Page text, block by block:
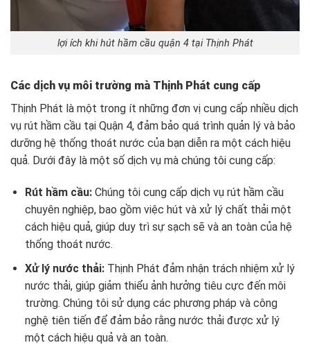
lợi ích khi hút hầm cầu quận 4 tại Thịnh Phát
Các dịch vụ môi trường mà Thịnh Phát cung cấp
Thịnh Phát là một trong ít những đơn vị cung cấp nhiều dịch
vụ rút hầm cầu tại Quận 4, đảm bảo quá trình quản lý và bảo
dưỡng hệ thống thoát nước của bạn diễn ra một cách hiệu
quả. Dưới đây là một số dịch vụ mà chúng tôi cung cấp:
Rút hầm cầu: Chúng tôi cung cấp dịch vụ rút hầm cầu
chuyên nghiệp, bao gồm việc hút và xử lý chất thải một
cách hiệu quả, giúp duy trì sự sạch sẽ và an toàn của hệ
thống thoát nước.
Xử lý nước thải: Thịnh Phát đảm nhận trách nhiệm xử lý
nước thải, giúp giảm thiểu ảnh hưởng tiêu cực đến môi
trường. Chúng tôi sử dụng các phương pháp và công
nghệ tiên tiến để đảm bảo rằng nước thải được xử lý
một cách hiệu quả và an toàn.